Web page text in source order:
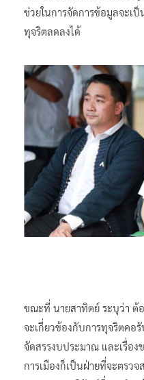
ช่วยในการจัดการข้อมูลจะเ
ทุจริตลดลงได้
ขณะที่ นายสาทิตย์ ระบุว่า ต้
จะเกี่ยวข้องกับการทุจริตคอ
จัดสรรงบประมาณ และเรื่อ
การเมืองก็เป็นฝ่ายที่จะตรว